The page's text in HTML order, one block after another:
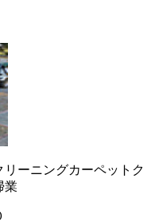
リーニングカーペットク
業